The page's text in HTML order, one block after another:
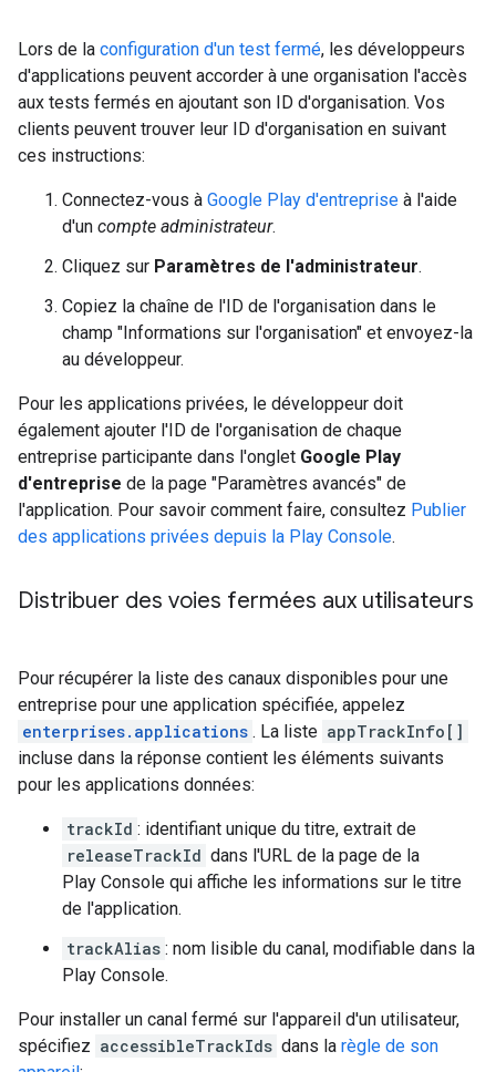
Lors de la configuration d'un test fermé, les développeurs
d'applications peuvent accorder à une organisation l'accès
aux tests fermés en ajoutant son ID d'organisation. Vos
clients peuvent trouver leur ID d'organisation en suivant
ces instructions:
Connectez-vous à Google Play d'entreprise à l'aide
d'un compte administrateur.
Cliquez sur Paramètres de l'administrateur.
Copiez la chaîne de l'ID de l'organisation dans le
champ "Informations sur l'organisation" et envoyez-la
au développeur.
Pour les applications privées, le développeur doit
également ajouter l'ID de l'organisation de chaque
entreprise participante dans l'onglet Google Play
d'entreprise de la page "Paramètres avancés" de
l'application. Pour savoir comment faire, consultez Publier
des applications privées depuis la Play Console.
Distribuer des voies fermées aux utilisateurs
Pour récupérer la liste des canaux disponibles pour une
entreprise pour une application spécifiée, appelez
enterprises.applications . La liste appTrackInfo[]
incluse dans la réponse contient les éléments suivants
pour les applications données:
trackId : identifiant unique du titre, extrait de
releaseTrackId dans l'URL de la page de la
Play Console qui affiche les informations sur le titre
de l'application.
trackAlias : nom lisible du canal, modifiable dans la
Play Console.
Pour installer un canal fermé sur l'appareil d'un utilisateur,
spécifiez accessibleTrackIds dans la règle de son